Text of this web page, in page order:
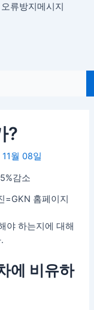
류방지메시지
?
월 08일
=GKN 홈페이지
야 하는지에 대해
에 비유하